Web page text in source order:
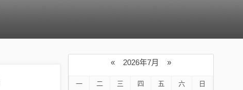
« 2026年7月 »
一 二 三 四 五 六
日